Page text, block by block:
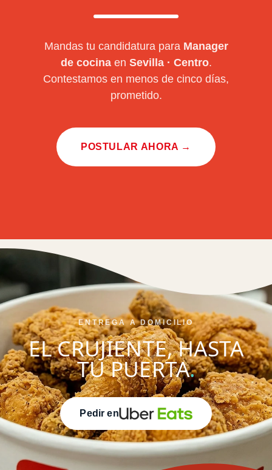
Mandas tu candidatura para Manager
de cocinaen Sevilla· Centro.
Contestamos en menos de cinco días,
prometido.
POSTULAR AHORA →
ENTREGA A DOMICILIO
EL CRUJIENTE, HASTA
TU PUERTA.
Pedir en